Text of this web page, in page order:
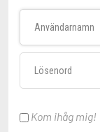
Kom ihåg mig!